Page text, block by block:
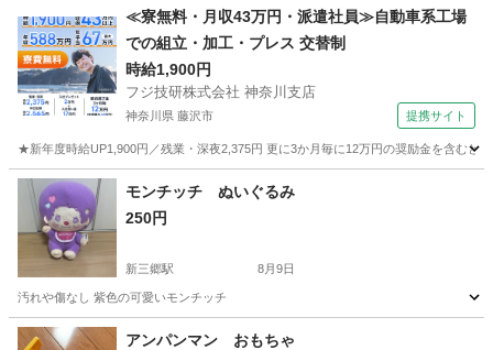
北坂戸駅 おもちゃ 外国製
≪寮無料・月収43万円・派遣社員≫自動車系工場
での組立・加工・プレス 交替制
時給1,900円
フジ技研株式会社 神奈川支店
神奈川県 藤沢市 提携サイト
★新年度時給UP1,900円／残業・深夜2,375円 更に3か月毎に12万円の奨励金を含む
神奈川 藤沢市 その他
モンチッチ ぬいぐるみ
250円
新三郷駅 8月9日
汚れや傷なし 紫色の可愛いモンチッチ
埼玉 三郷市 新三郷駅 おもちゃ
アンパンマン おもちゃ